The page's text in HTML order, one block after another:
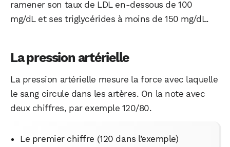
ramener son taux de LDL en-dessous de 100
mg/dL et ses triglycérides à moins de 150 mg/dL.
La pression artérielle
La pression artérielle mesure la force avec laquelle
le sang circule dans les artères. On la note avec
deux chiffres, par exemple 120/80.
Le premier chiffre (120 dans l’exemple)